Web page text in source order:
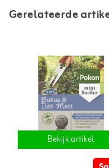
Gerelateerde
Bekijk artikel